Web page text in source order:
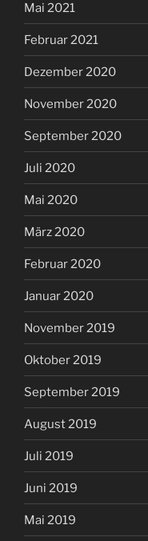
Mai 2021
Februar 2021
Dezember 2020
November 2020
September 2020
Juli 2020
Mai 2020
März 2020
Februar 2020
Januar 2020
November 2019
Oktober 2019
September 2019
August 2019
Juli 2019
Juni 2019
Mai 2019